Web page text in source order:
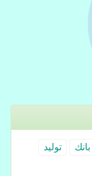
بانك
تولید